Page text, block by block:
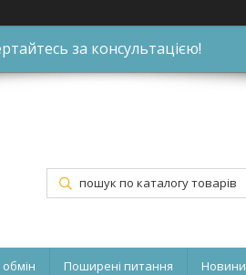
за консультацією!
Поширені питання Новини